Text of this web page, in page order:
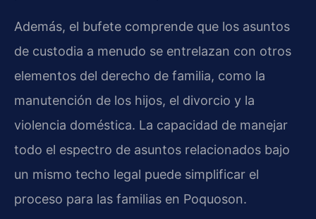
Además, el bufete comprende que los asuntos
de custodia a menudo se entrelazan con otros
elementos del derecho de familia, como la
manutención de los hijos, el divorcio y la
violencia doméstica. La capacidad de manejar
todo el espectro de asuntos relacionados bajo
un mismo techo legal puede simplificar el
proceso para las familias en Poquoson.